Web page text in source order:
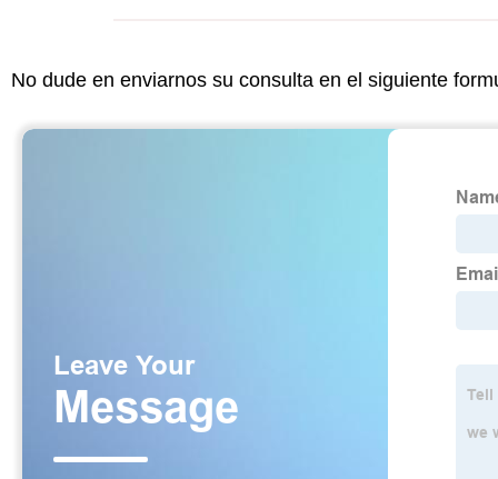
No dude en enviarnos su consulta en el siguiente